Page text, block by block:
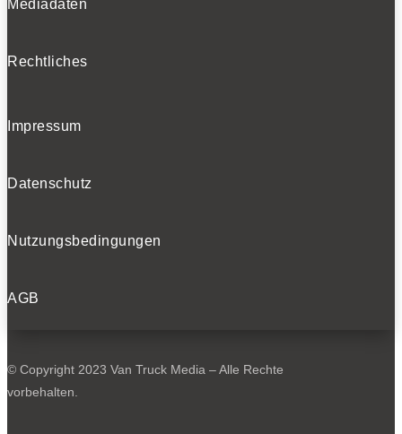
Mediadaten
Rechtliches
Impressum
Datenschutz
Nutzungsbedingungen
AGB
© Copyright 2023 Van Truck Media – Alle Rechte
vorbehalten.